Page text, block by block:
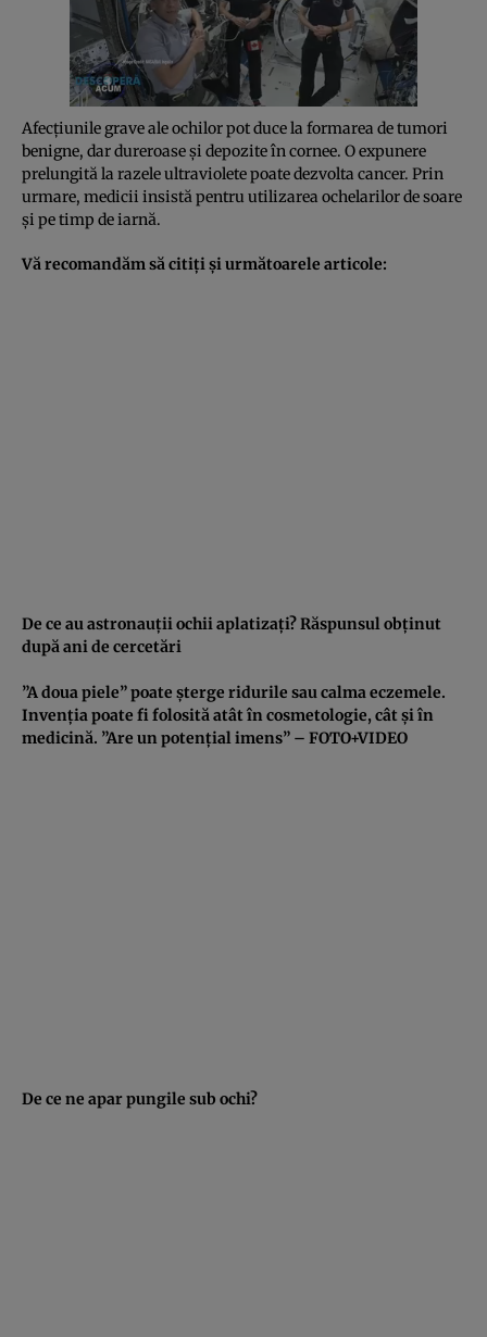
Afecţiunile grave ale ochilor pot duce la formarea de tumori
benigne, dar dureroase şi depozite în cornee. O expunere
prelungită la razele ultraviolete poate dezvolta cancer. Prin
urmare, medicii insistă pentru utilizarea ochelarilor de soare
şi pe timp de iarnă.
Vă recomandăm să citiţi şi următoarele articole:
De ce au astronauţii ochii aplatizaţi? Răspunsul obţinut
după ani de cercetări
”A doua piele” poate şterge ridurile sau calma eczemele.
Invenţia poate fi folosită atât în cosmetologie, cât şi în
medicină. ”Are un potenţial imens” – FOTO+VIDEO
De ce ne apar pungile sub ochi?